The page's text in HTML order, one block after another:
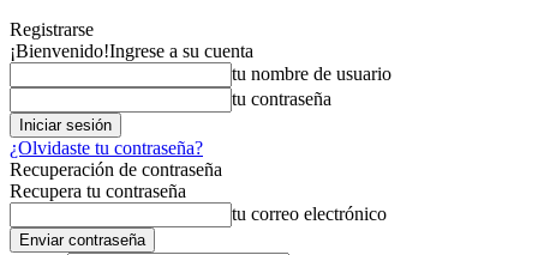
Registrarse
¡Bienvenido!Ingrese a su cuenta
tu nombre de usuario
tu contraseña
¿Olvidaste tu contraseña?
Recuperación de contraseña
Recupera tu contraseña
tu correo electrónico